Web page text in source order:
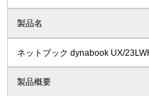
製品名
ネットブック dynabook UX/
製品概要